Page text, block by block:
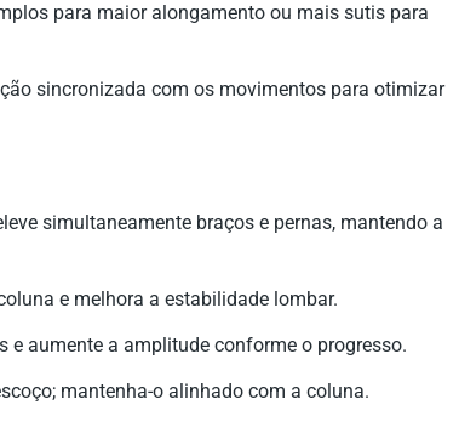
para maior alongamento ou mais sutis para
sincronizada com os movimentos para otimizar
simultaneamente braços e pernas, mantendo a
e melhora a estabilidade lombar.
e aumente a amplitude conforme o progresso.
mantenha-o alinhado com a coluna.